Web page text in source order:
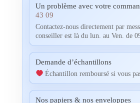
Un problème avec votre
43 09
Contactez-nous directement par
conseiller est là du lun. au Ven. de
Demande d’échantillons
Échantillon remboursé si vous
Nos papiers & nos enveloppes